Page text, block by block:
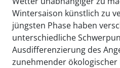
Wintersaison künstlich zu
jüngsten Phase haben
unterschiedliche
Ausdifferenzierung des
zunehmender